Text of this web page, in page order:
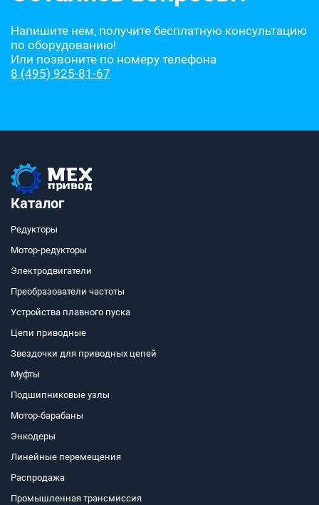
Напишите нем, получите бесплатную консультацию
по оборудованию!
Или позвоните по номеру телефона
8 (495) 925-81-67
Каталог
Редукторы
Мотор-редукторы
Электродвигатели
Преобразователи частоты
Устройства плавного пуска
Цепи приводные
Звездочки для приводных цепей
Муфты
Подшипниковые узлы
Мотор-барабаны
Энкодеры
Линейные перемещения
Распродажа
Промышленная трансмиссия